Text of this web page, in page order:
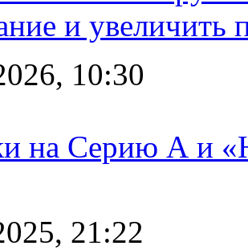
и увеличить
10:30
на Серию А и
21:22